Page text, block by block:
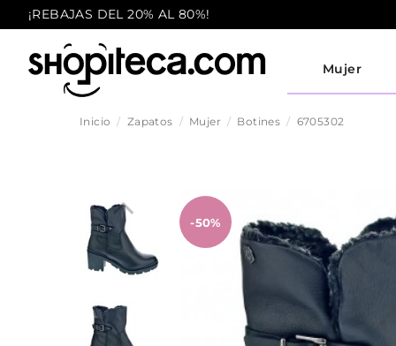
¡REBAJAS DEL 20% AL 80%!
Mujer
Inicio Zapatos Mujer Botines 6705302
-50%